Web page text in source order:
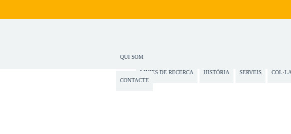
QUI SOM
LINIES DE RECERCA HISTÒRIA SERVEIS
CONTACTE